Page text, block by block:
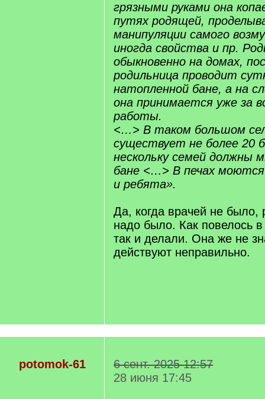
грязными руками она
путях родящей,
манипуляции самого
иногда свойства и пр.
обыкновенно на домах,
родильница проводит
натопленной бане, а на
она принимается уже за
работы.
<…> В таком большом
существует не более 20
нескольку семей должны
бане <…> В печах
и ребята».
Да, когда врачей не было,
надо было. Как повелось в
так и делали. Она же не
действуют неправильно.
potomok-61
6 сент. 2025 12:57
28 июня 17:45